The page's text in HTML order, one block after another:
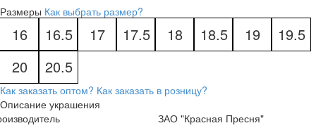
Размеры Как выбрать размер?
16 16.5 17 17.5 18 18.5 19
19.5
20
20.5
Как заказать оптом? Как заказать в розницу?
Описание украшения
ЗАО "Красная Пресня"